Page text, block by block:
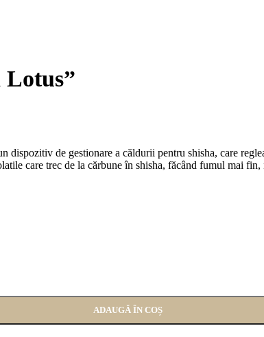
de gestionare a căldurii pentru shisha, care
care trec de la cărbune în shisha, făcând fumul mai
ADAUGĂ ÎN COȘ